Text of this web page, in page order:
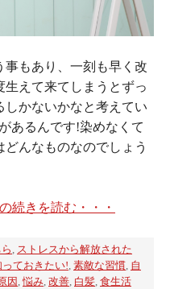
事もあり、一刻も早く改
えて来てしまうとずっ
しかないかなと考えてい
あるんです!染めなくて
んなものなのでしょう
続きを読む・・・
, ストレスから解放された
っておきたい!, 素敵な習慣, 自
因 ,悩み, 改善, 白髪, 食生活